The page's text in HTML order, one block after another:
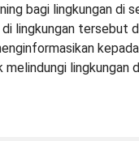
bagi lingkungan di
di lingkungan tersebut
lingkungan